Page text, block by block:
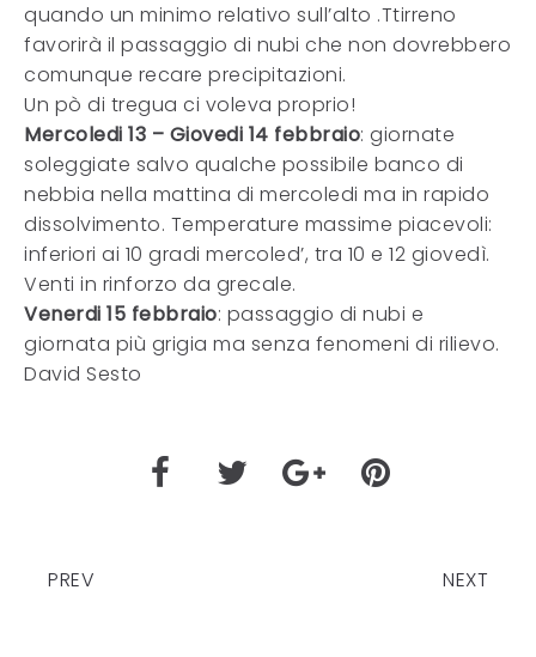
quando un minimo relativo sull’alto .Ttirreno
favorirà il passaggio di nubi che non dovrebbero
comunque recare precipitazioni.
Un pò di tregua ci voleva proprio!
Mercoledi 13 – Giovedi 14 febbraio: giornate
soleggiate salvo qualche possibile banco di
nebbia nella mattina di mercoledi ma in rapido
dissolvimento. Temperature massime piacevoli:
inferiori ai 10 gradi mercoled’, tra 10 e 12 giovedì.
Venti in rinforzo da grecale.
Venerdi 15 febbraio: passaggio di nubi e
giornata più grigia ma senza fenomeni di rilievo.
David Sesto
PREV NEXT